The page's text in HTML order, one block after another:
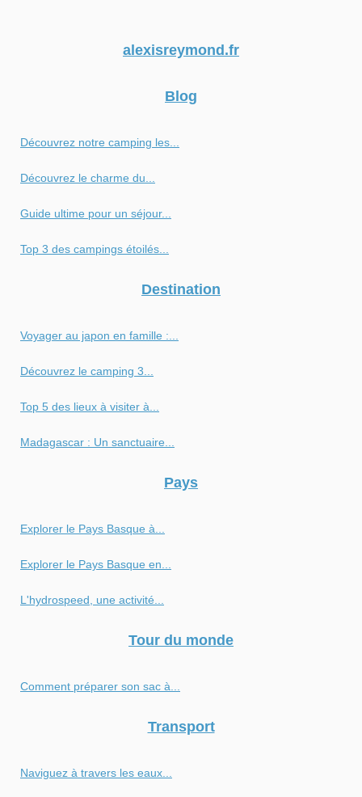
alexisreymond.fr
Blog
Découvrez notre camping les...
Découvrez le charme du...
Guide ultime pour un séjour...
Top 3 des campings étoilés...
Destination
Voyager au japon en famille :...
Découvrez le camping 3...
Top 5 des lieux à visiter à...
Madagascar : Un sanctuaire...
Pays
Explorer le Pays Basque à...
Explorer le Pays Basque en...
L'hydrospeed, une activité...
Tour du monde
Comment préparer son sac à...
Transport
Naviguez à travers les eaux...